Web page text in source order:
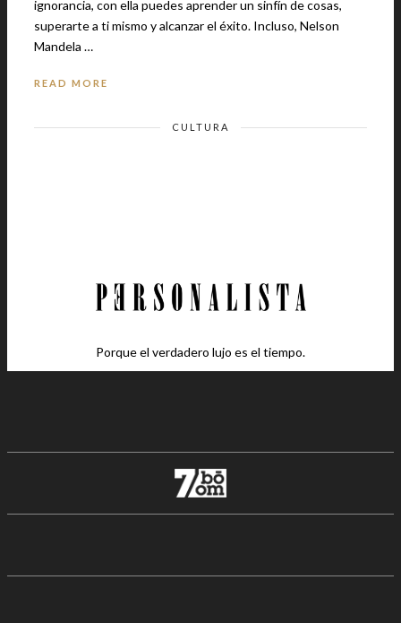
ignorancia, con ella puedes aprender un sinfín de cosas,
superarte a ti mismo y alcanzar el éxito. Incluso, Nelson
Mandela …
READ MORE
CULTURA
Porque el verdadero lujo es el tiempo.